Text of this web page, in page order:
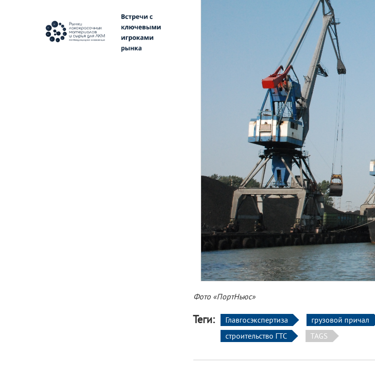
Фото «ПортНьюс»
Теги: Главгосэкспертиза грузовой причал
строительство ГТС
TAGS